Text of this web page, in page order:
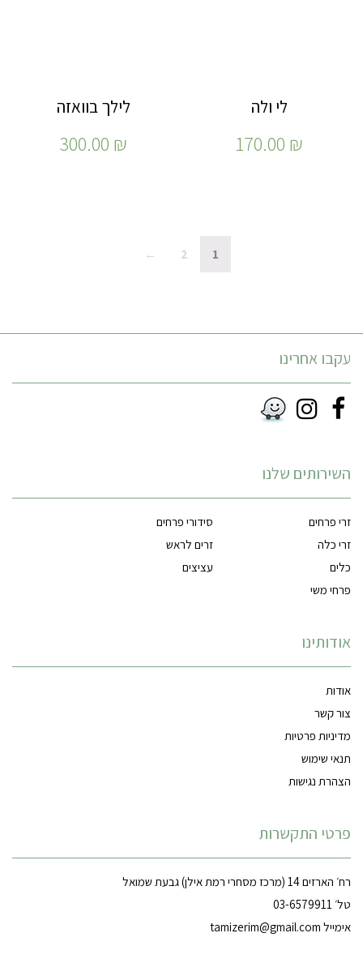
לי ולה
170.00 ₪
לילך בוואזה
300.00 ₪
1
2
←
עקבו אחרינו
השירותים שלנו
זרי פרחים
סידורי פרחים
זרי כלה
זרים לראש
כלים
עציצים
פרחי משי
אודותינו
אודות
צור קשר
מדיניות פרטיות
תנאי שימוש
הצהרת נגישות
פרטי התקשרות
רח׳ הארזים 14 (מרכז מסחרי רמת אילן) גבעת שמואל
טל׳ 03-6579911
אימייל tamizerim@gmail.com